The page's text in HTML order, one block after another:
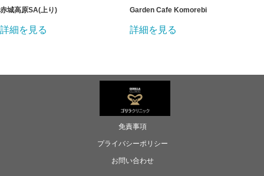
赤城高原SA(上り)
詳細を見る
Garden Cafe Komorebi
詳細を見る
免責事項
プライバシーポリシー
お問い合わせ